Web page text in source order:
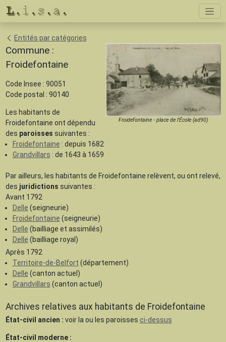
Entités par catégories
Froidefontaine - place de l'École (ad90)
Commune :
Froidefontaine
Code Insee : 90051
Code postal : 90140
Les habitants de
Froidefontaine ont dépendu
des paroisses suivantes :
Froidefontaine : depuis 1682
Grandvillars : de 1643 à 1659
Par ailleurs, les habitants de Froidefontaine relèvent, ou ont relevé,
des juridictions suivantes :
Avant 1792
Delle (seigneurie)
Froidefontaine (seigneurie)
Delle (bailliage et assimilés)
Delle (bailliage royal)
Après 1792
Territoire-de-Belfort (département)
Delle (canton actuel)
Grandvillars (canton actuel)
Archives relatives aux habitants de Froidefontaine
État-civil ancien : voir la ou les paroisses ci-dessus
État-civil moderne :